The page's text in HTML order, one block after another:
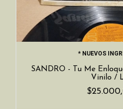
* NUEVOS
SANDRO - Tu Me
Vinilo /